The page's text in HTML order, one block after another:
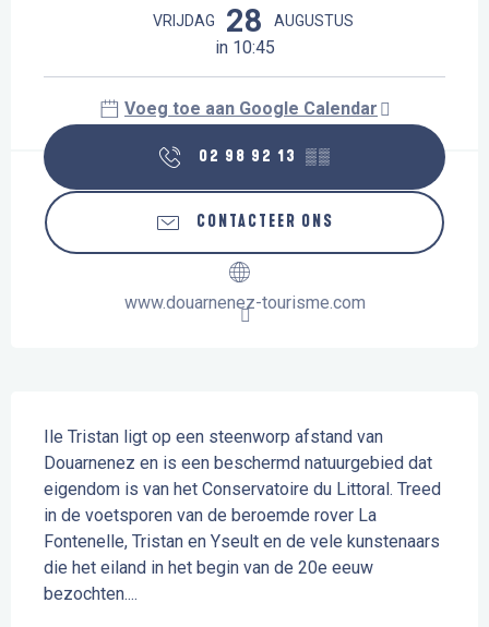
VRIJDAG 28 AUGUSTUS
in 10:45
Voeg toe aan Google Calendar
02 98 92 13 ▒▒
CONTACTEER ONS
www.douarnenez-tourisme.com
Ile Tristan ligt op een steenworp afstand van
Douarnenez en is een beschermd natuurgebied dat
eigendom is van het Conservatoire du Littoral. Treed
in de voetsporen van de beroemde rover La
Fontenelle, Tristan en Yseult en de vele kunstenaars
die het eiland in het begin van de 20e eeuw
bezochten....